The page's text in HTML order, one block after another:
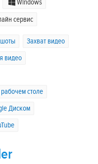
Windows
сервис
Захват видео
видео
столе
Диском